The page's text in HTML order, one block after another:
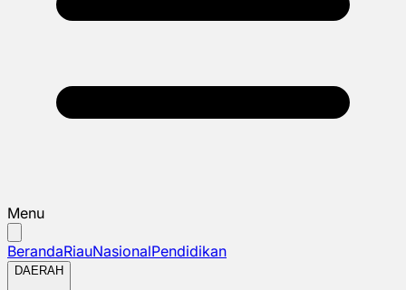
Menu
BerandaRiauNasionalPendidikan
DAERAH